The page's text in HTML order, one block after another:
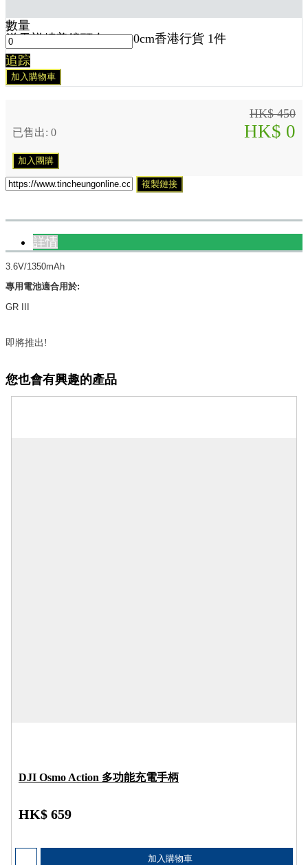
送天祥精美鏡頭布 30x30cm香港行貨 1件
數量
追踪
加入購物車
HK$ 450
已售出: 0 HK$ 0
加入團購
複製鏈接
詳情
3.6V/1350mAh
專用電池適合用於:
GR III
即將推出!
您也會有興趣的產品
DJI Osmo Action 多功能充電手柄
HK$ 659
加入購物車